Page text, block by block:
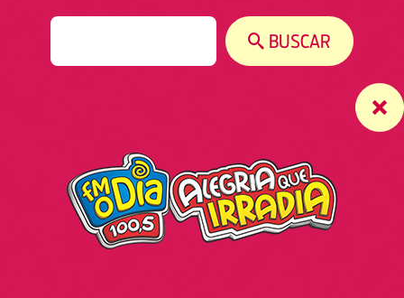
BUSCAR